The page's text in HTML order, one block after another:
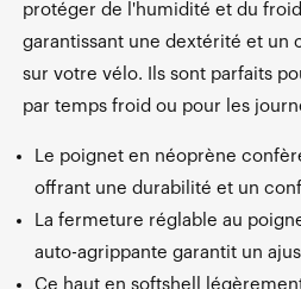
protéger de l'humidité et du
garantissant une dextérité et un
sur votre vélo. Ils sont parfaits
par temps froid ou pour les
Le poignet en néoprène
offrant une durabilité et un
La fermeture réglable au
auto-agrippante garantit un
Ce haut en softshell